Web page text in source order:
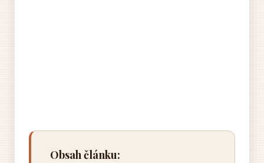
Obsah článku: